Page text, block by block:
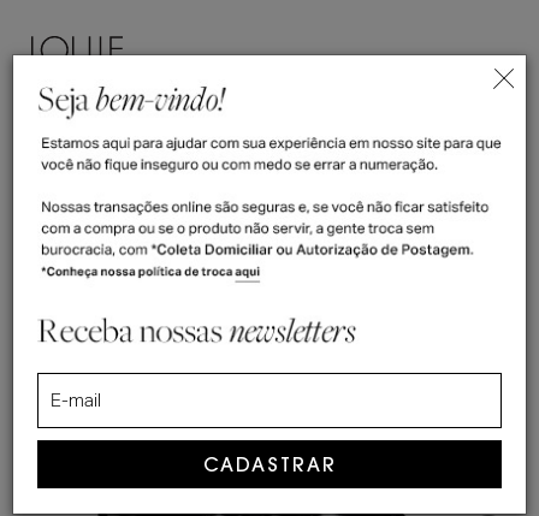
Home>Ankle Boot, Desert Boot & Chukka Boot
Bota Masculina Estilo Coturno Rillo